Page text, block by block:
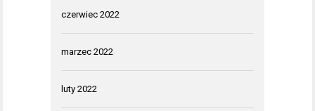
czerwiec 2022
marzec 2022
luty 2022